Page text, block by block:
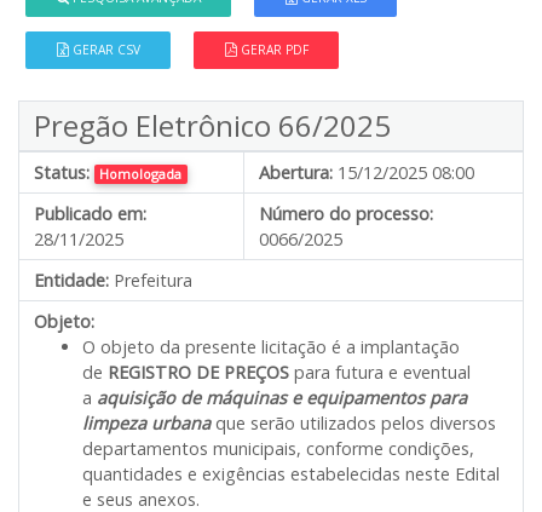
GERAR CSV GERAR PDF
Pregão Eletrônico 66/2025
Status: Homologada Abertura: 15/12/2025 08:00
Publicado em:
28/11/2025
Número do processo:
0066/2025
Entidade: Prefeitura
Objeto:
O objeto da presente licitação é a implantação
de REGISTRO DE PREÇOS para futura e eventual
a aquisição de máquinas e equipamentos para
limpeza urbana que serão utilizados pelos diversos
departamentos municipais, conforme condições,
quantidades e exigências estabelecidas neste Edital
e seus anexos.